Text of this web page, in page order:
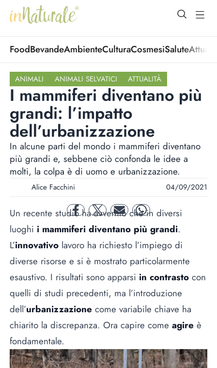
open
FoodBevandeAmbienteCulturaCosmesiSalute
ANIMALI ANIMALI SELVATICI ATTUALITÀ
I mammiferi diventano più
grandi: l’impatto
dell’urbanizzazione
In alcune parti del mondo i mammiferi diventano
più grandi e, sebbene ciò confonda le idee a
molti, la colpa è di uomo e urbanizzazione.
Alice Facchini 04/09/2021
facebooktwitter mail whatsapp
Un recente studio ha avvertito che in diversi
luoghi i mammiferi diventano più grandi.
L’innovativo lavoro ha richiesto l’impiego di
diverse risorse e si è mostrato particolarmente
esaustivo. I risultati sono apparsi in contrasto con
quelli di studi precedenti, ma l’introduzione
dell’urbanizzazione come variabile chiave ha
chiarito la discrepanza. Ora capire come agire è
fondamentale.